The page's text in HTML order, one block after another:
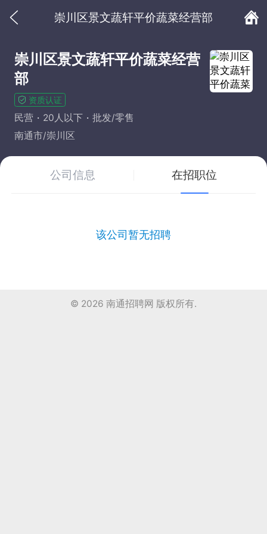
崇川区景文蔬轩平价蔬菜经营部
崇川区景文蔬轩平价蔬菜经营
部
资质认证
民营 20人以下
批发/零售
南通市/崇川区
公司信息 在招职位
该公司暂无招聘
© 2026 南通招聘网 版权所有.